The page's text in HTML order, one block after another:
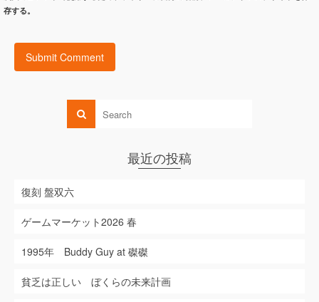
存する。
最近の投稿
復刻 盤双六
ゲームマーケット2026 春
1995年 Buddy Guy at 磔磔
貧乏は正しい ぼくらの未来計画